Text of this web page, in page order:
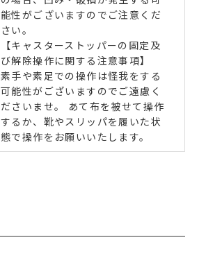
能性がございますのでご注意くだ
さい。
【キャスターストッパーの固定及
び解除操作に関する注意事項】
素手や素足での操作は怪我をする
可能性がございますのでご遠慮く
ださいませ。 あて布を被せて操作
するか、靴やスリッパを履いた状
態で操作をお願いいたします。